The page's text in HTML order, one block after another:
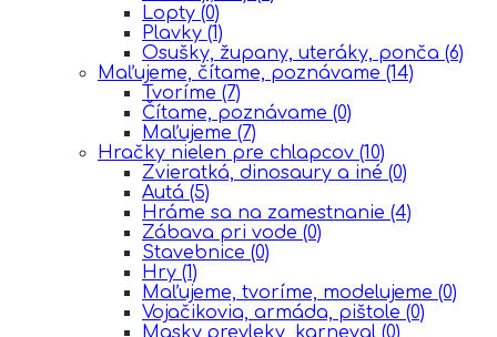
Lopty (0)
Plavky (1)
Osušky, župany, uteráky, ponča (6)
Maľujeme, čítame, poznávame (14)
Tvoríme (7)
Čítame, poznávame (0)
Maľujeme (7)
Hračky nielen pre chlapcov (10)
Zvieratká, dinosaury a iné (0)
Autá (5)
Hráme sa na zamestnanie (4)
Zábava pri vode (0)
Stavebnice (0)
Hry (1)
Maľujeme, tvoríme, modelujeme (0)
Vojačikovia, armáda, pištole (0)
Masky,prevleky, karneval (0)